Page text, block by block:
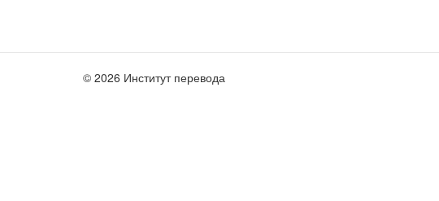
© 2026 Институт перевода